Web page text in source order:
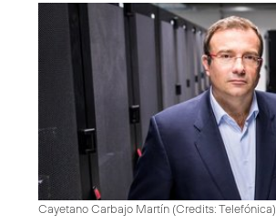
Cayetano Carbajo Martín (Credits: Telefónica)